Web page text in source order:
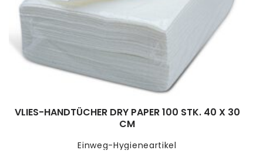
Einweg-Hygieneartikel
VLIES-HANDTÜCHER DRY PAPER 100 STK. 40 X 30
CM